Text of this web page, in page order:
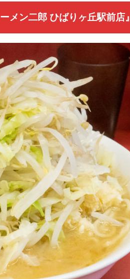
メン二郎 ひばりヶ丘駅前店』